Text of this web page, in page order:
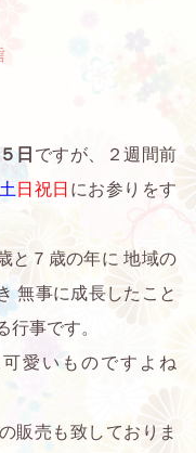
日 ですが、２週間前
土 日 祝日 にお参りをす
と７歳の年に 地域の
無事に成長したこと
行事です。
愛いものですよね
販売も致しておりま